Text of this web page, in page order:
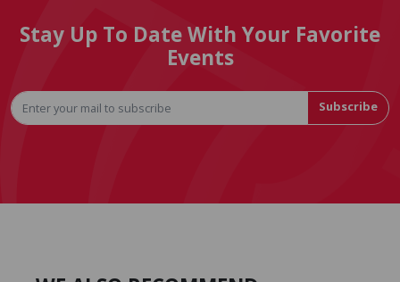
Stay Up To Date With Your Favorite
Events
Subscribe